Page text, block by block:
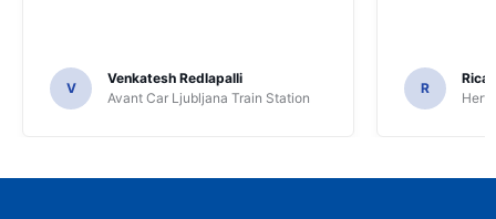
V
Venkatesh Redlapalli
Avant Car Ljubljana Train Station
R